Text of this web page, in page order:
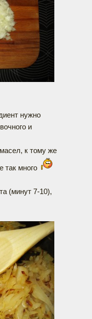
нужно
и
к тому же
так много
(минут 7-10),